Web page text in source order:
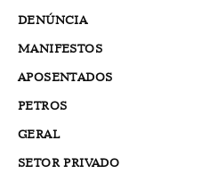
DENÚNCIA
MANIFESTOS
APOSENTADOS
PETROS
GERAL
SETOR PRIVADO